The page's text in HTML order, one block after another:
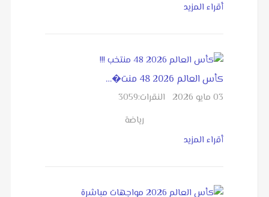
أقراء المزيد
كأس العالم 2026 48 منت�…
03 مايو 2026 النقرات:3059
رياضة
أقراء المزيد